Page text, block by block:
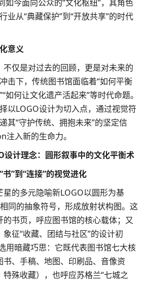
如今面向公众的“文化枢纽”，其角色
业从“典藏保护”到“开放共享”的时代
意义​
仅是对过去的回顾，更是对未来的
击下，传统图书馆面临着“如何平衡
如何让文化遗产活起来”等时代命题。
以LOGO设计为切入点，通过视觉符
其“守护传统、拥抱未来”的坚定信
入新的生命力。​
设计理念：圆形叙事中的文化平衡术​
书”到“连接”的视觉进化​
星的多元隐喻新LOGO以圆形为基
同的抽象符号，形成放射状构图。这
的书页，呼应图书馆的核心载体；又
征“收藏、团结与社区”的设计初
用暗藏巧思：它既代表图书馆七大核
书、手稿、地图、印刷品、音像资
殊收藏），也呼应苏格兰“七城之